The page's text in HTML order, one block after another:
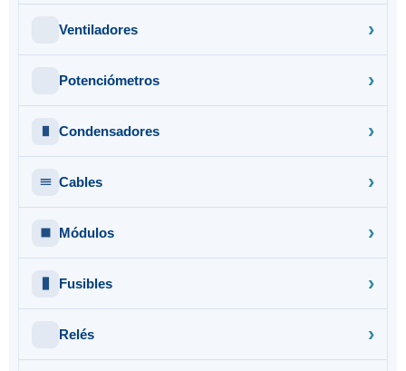
Ventiladores
Potenciómetros
Condensadores
Cables
Módulos
Fusibles
Relés